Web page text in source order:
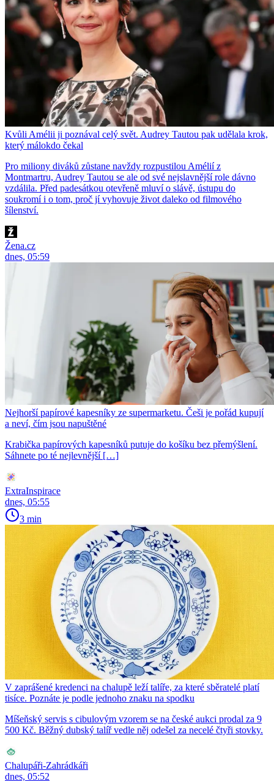
Kvůli Amélii ji poznával celý svět. Audrey Tautou pak udělala krok,
který málokdo čekal
Pro miliony diváků zůstane navždy rozpustilou Amélií z
Montmartru, Audrey Tautou se ale od své nejslavnější role dávno
vzdálila. Před padesátkou otevřeně mluví o slávě, ústupu do
soukromí i o tom, proč jí vyhovuje život daleko od filmového
šílenství.
Žena.cz
dnes, 05:59
Nejhorší papírové kapesníky ze supermarketu. Češi je pořád kupují
a neví, čím jsou napuštěné
Krabička papírových kapesníků putuje do košíku bez přemýšlení.
Sáhnete po té nejlevnější […]
ExtraInspirace
dnes, 05:55
3 min
V zaprášené kredenci na chalupě leží talíře, za které sběratelé platí
tisíce. Poznáte je podle jednoho znaku na spodku
Míšeňský servis s cibulovým vzorem se na české aukci prodal za 9
500 Kč. Běžný dubský talíř vedle něj odešel za necelé čtyři stovky.
Chalupáři-Zahrádkáři
dnes, 05:52